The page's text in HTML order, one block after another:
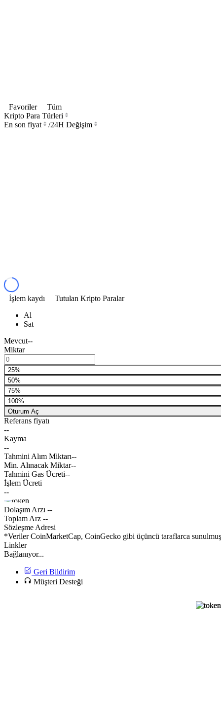
Favoriler
Tüm
Kripto Para Türleri
En son fiyat
/24H Değişim
İşlem kaydı
Tutulan Kripto Paralar
Al
Sat
Mevcut--
Miktar
25%
50%
75%
100%
Oturum Aç
Referans fiyatı
--
Kayma
--
Tahmini Alım Miktarı--
Min. Alınacak Miktar--
Tahmini Gas Ücreti--
İşlem Ücreti
--
Dolaşım Arzı --
Toplam Arz --
Sözleşme Adresi
*Veriler CoinMarketCap, CoinGecko gibi üçüncü taraflarca
Linkler
Bağlanıyor...
Geri Bildirim
Müşteri Desteği